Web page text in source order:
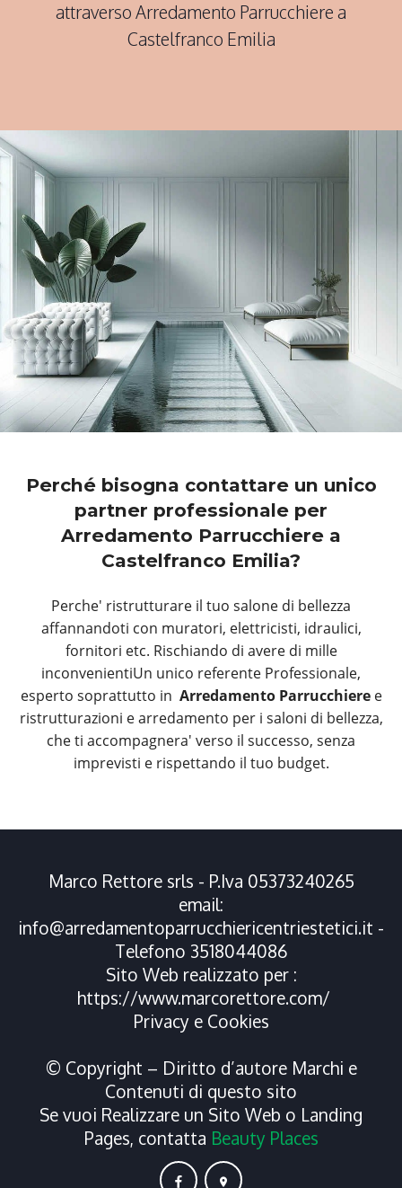
attraverso Arredamento Parrucchiere a
Castelfranco Emilia
Perché bisogna contattare un unico
partner professionale per
Arredamento Parrucchiere a
Castelfranco Emilia?
Perche' ristrutturare il tuo salone di bellezza
affannandoti con muratori, elettricisti, idraulici,
fornitori etc. Rischiando di avere di mille
inconvenientiUn unico referente Professionale,
esperto soprattutto in Arredamento Parrucchieree
ristrutturazioni e arredamento per i saloni di bellezza,
che ti accompagnera' verso il successo, senza
imprevisti e rispettando il tuo budget.
Marco Rettore srls - P.Iva 05373240265
email:
info@arredamentoparrucchiericentriestetici.it -
Telefono 3518044086
Sito Web realizzato per :
https://www.marcorettore.com/
Privacy e Cookies
© Copyright – Diritto d’autore Marchi e
Contenuti di questo sito
Se vuoi Realizzare un Sito Web o Landing
Pages, contatta Beauty Places